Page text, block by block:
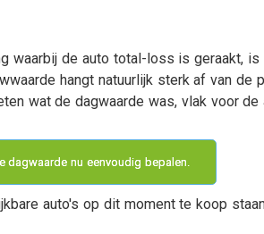
waarbij de auto total-loss is geraakt, is
hangt natuurlijk sterk af van de
wat de dagwaarde was, vlak voor de
dagwaarde nu eenvoudig bepalen.
auto's op dit moment te koop